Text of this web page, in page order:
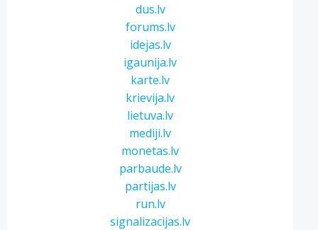
dus.lv
forums.lv
idejas.lv
igaunija.lv
karte.lv
krievija.lv
lietuva.lv
mediji.lv
monetas.lv
parbaude.lv
partijas.lv
run.lv
signalizacijas.lv